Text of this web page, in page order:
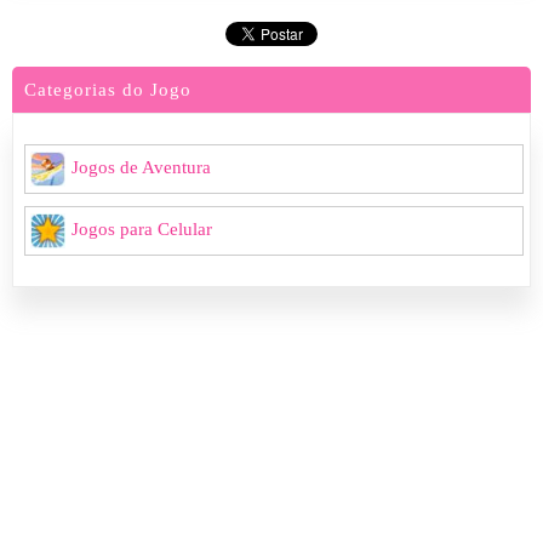
Categorias do Jogo
Jogos de Aventura
Jogos para Celular